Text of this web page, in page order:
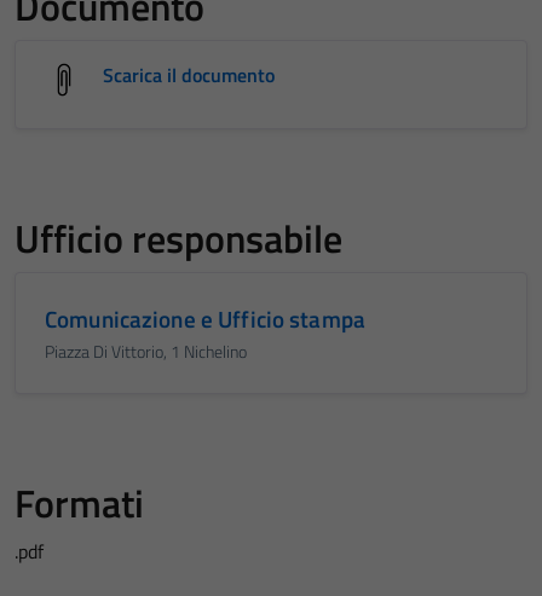
Scarica il documento
Ufficio responsabile
Comunicazione e Ufficio stampa
Piazza Di Vittorio, 1 Nichelino
Formati
.pdf